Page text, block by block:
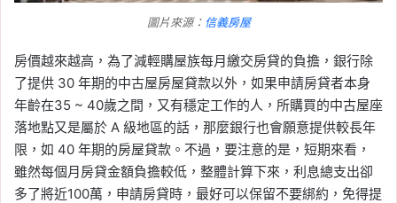
圖片來源： 信義房屋
房價越來越高，為了減輕購屋族每月繳交房貸的負擔，銀行除
了提供 30 年期的中古屋房屋貸款以外，如果申請房貸者本身
年齡在35 ~ 40歲之間，又有穩定工作的人，所購買的中古屋座
落地點又是屬於 A 級地區的話，那麼銀行也會願意提供較長年
限，如 40 年期的房屋貸款。不過，要注意的是，短期來看，
雖然每個月房貸金額負擔較低，整體計算下來，利息總支出卻
多了將近100萬，申請房貸時，最好可以保留不要綁約，免得提